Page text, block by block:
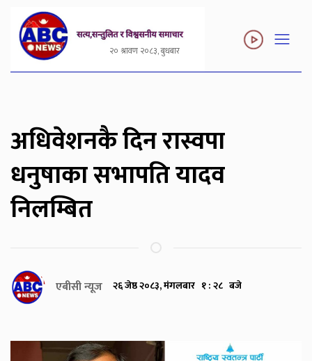
२० श्रावण २०८३, बुधबार
अधिवेशनकै दिन रास्वपा
धनुषाका सभापति यादव
निलम्बित
एबीसी न्यूज २६ जेष्ठ २०८३, मंगलबार १ : २८ बजे